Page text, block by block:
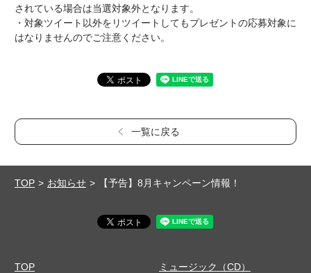
されている場合は当選対象外となります。
・対象ツイート以外をリツイートしてもプレゼントの応募対象に
はなりませんのでご注意ください。
一覧に戻る
TOP お知らせ 【予告】8月キャンペーン情報！
TOP
ミュージック（CD）